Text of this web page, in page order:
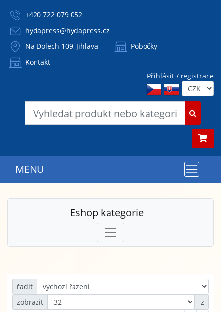
+420 722 079 052
hydapress@hydapress.cz
Na Dolech 109, Jihlava
Pobočky
Kontakt
Přihlásit / registrace
MENU
Eshop kategorie
řadit
zobrazit
z